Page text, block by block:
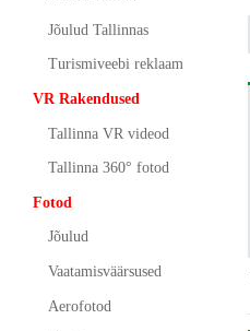
Jõulud Tallinnas
Turismiveebi reklaam
VR Rakendused
Tallinna VR videod
Tallinna 360° fotod
Fotod
Jõulud
Vaatamisväärsused
Aerofotod